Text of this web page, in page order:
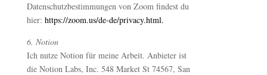
Datenschutzbestimmungen von Zoom findest du
hier: https://zoom.us/de-de/privacy.html.
6. Notion
Ich nutze Notion für meine Arbeit. Anbieter ist
die Notion Labs, Inc. 548 Market St 74567, San